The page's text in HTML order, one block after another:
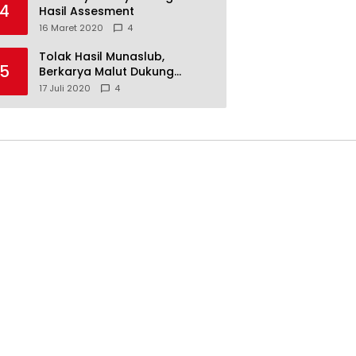
Hasil Assesment
16 Maret 2020 4
Tolak Hasil Munaslub,
Berkarya Malut Dukung
Tommy Soeharto
17 Juli 2020 4